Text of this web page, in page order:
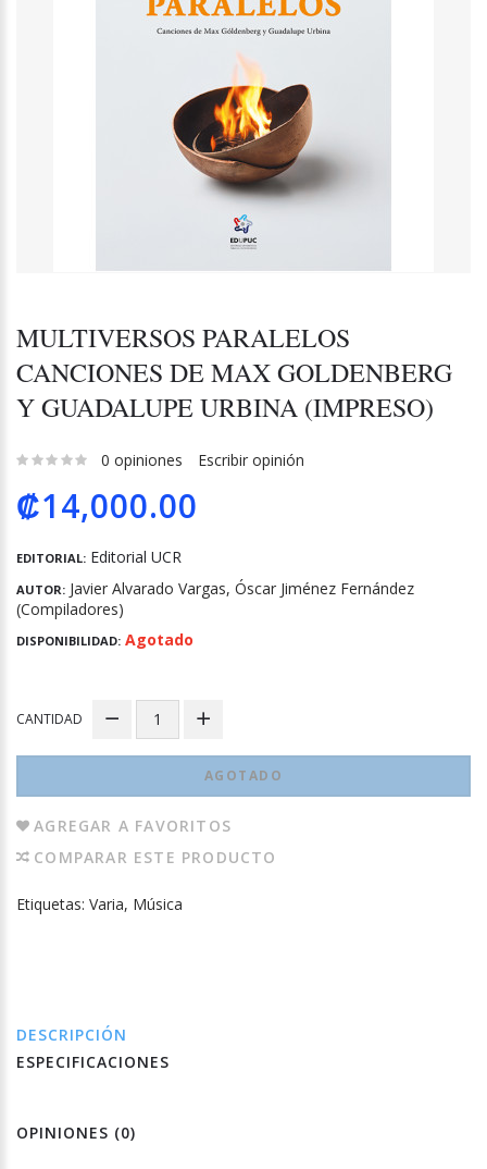
MULTIVERSOS PARALELOS
CANCIONES DE MAX GOLDENBERG
Y GUADALUPE URBINA (IMPRESO)
0 opiniones Escribir opinión
₡14,000.00
EDITORIAL: Editorial UCR
AUTOR: Javier Alvarado Vargas, Óscar Jiménez Fernández
(Compiladores)
DISPONIBILIDAD: Agotado
CANTIDAD
AGOTADO
AGREGAR A FAVORITOS
COMPARAR ESTE PRODUCTO
Etiquetas: Varia, Música
DESCRIPCIÓN
ESPECIFICACIONES
OPINIONES (0)